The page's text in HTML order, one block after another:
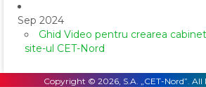
Sep 2024
Ghid Video pentru crearea
site-ul CET-Nord
Copyright © 2026, S.A. „CET-Nord”. All